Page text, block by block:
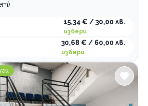
15,34 € / 30,00 лв.
избери
30,68 € / 60,00 лв.
избери
Хармония Гео Милев